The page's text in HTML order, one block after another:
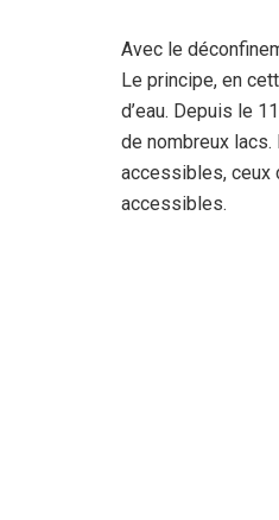
Avec le
Le principe, en
d’eau. Depuis le
de nombreux
accessibles, ceux
accessibles.